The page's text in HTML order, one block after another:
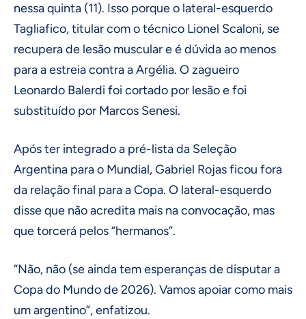
nessa quinta (11). Isso porque o lateral-esquerdo
Tagliafico, titular com o técnico Lionel Scaloni, se
recupera de lesão muscular e é dúvida ao menos
para a estreia contra a Argélia. O zagueiro
Leonardo Balerdi foi cortado por lesão e foi
substituído por Marcos Senesi.
Após ter integrado a pré-lista da Seleção
Argentina para o Mundial, Gabriel Rojas ficou fora
da relação final para a Copa. O lateral-esquerdo
disse que não acredita mais na convocação, mas
que torcerá pelos “hermanos”.
“Não, não (se ainda tem esperanças de disputar a
Copa do Mundo de 2026). Vamos apoiar como mais
um argentino”, enfatizou.